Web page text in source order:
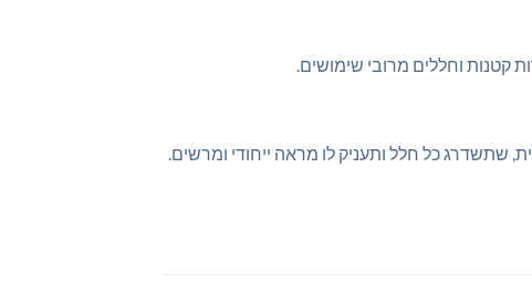
קטנות וחללים מרובי שימושים.
כל חלל ותעניק לו מראה ייחודי ומרשים.